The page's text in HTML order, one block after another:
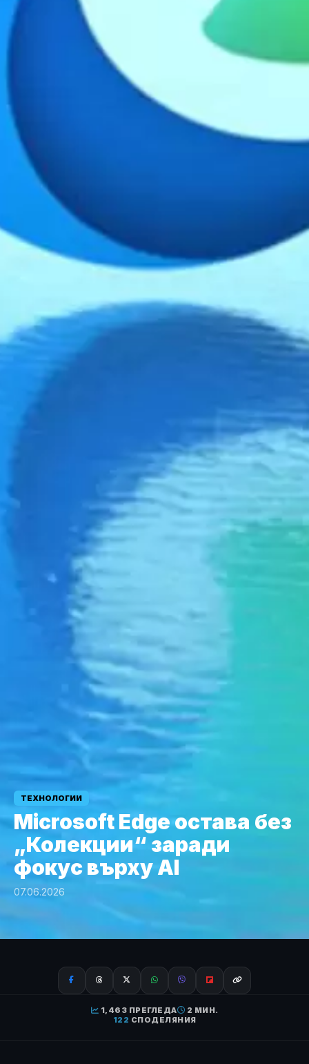
ТЕХНОЛОГИИ
Microsoft Edge остава без
„Колекции“ заради
фокус върху AI
07.06.2026
1,463 ПРЕГЛЕДА
2 МИН.
122 СПОДЕЛЯНИЯ